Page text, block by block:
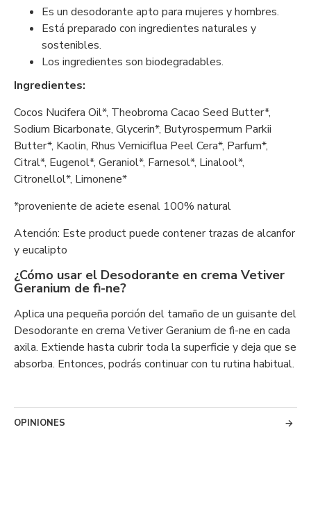
Es un desodorante apto para mujeres y hombres.
Está preparado con ingredientes naturales y
sostenibles.
Los ingredientes son biodegradables.
Ingredientes:
Cocos Nucifera Oil*, Theobroma Cacao Seed Butter*,
Sodium Bicarbonate, Glycerin*, Butyrospermum Parkii
Butter*, Kaolin, Rhus Verniciflua Peel Cera*, Parfum*,
Citral*, Eugenol*, Geraniol*, Farnesol*, Linalool*,
Citronellol*, Limonene*
*proveniente de aciete esenal 100% natural
Atención: Este product puede contener trazas de alcanfor
y eucalipto
¿Cómo usar el Desodorante en crema Vetiver
Geranium de fì-ne?
Aplica una pequeña porción del tamaño de un guisante del
Desodorante en crema Vetiver Geranium de fì-ne en cada
axila. Extiende hasta cubrir toda la superficie y deja que se
absorba. Entonces, podrás continuar con tu rutina habitual.
OPINIONES